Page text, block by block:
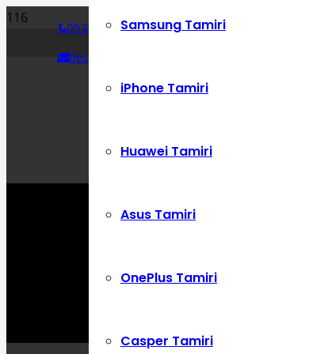
0534 392 72 86
destek@cepustam.com
Samsung Tamiri
iPhone Tamiri
Huawei Tamiri
Asus Tamiri
OnePlus Tamiri
Casper Tamiri